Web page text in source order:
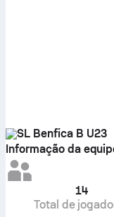
SL Benfica B U23
Informação da
14
Total de